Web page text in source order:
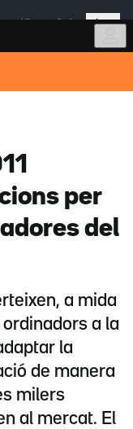
Més
per
del
a mida
a la
la
de manera
milers
al mercat. El